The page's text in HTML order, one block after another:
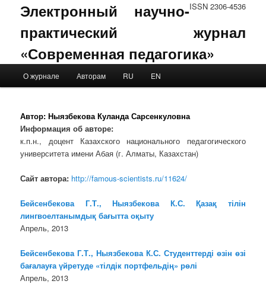
ISSN 2306-4536
Электронный научно-
практический журнал
«Современная педагогика»
Skip to primary content
Skip to secondary content
О журнале Авторам RU EN
Автор: Ныязбекова Куланда Сарсенкуловна
Информация об авторе:
к.п.н., доцент Казахского национального педагогического
университета имени Абая (г. Алматы, Казахстан)
Сайт автора: http://famous-scientists.ru/11624/
Бейсенбекова Г.Т., Ныязбекова К.С. Қазақ тілін
лингвоелтанымдық бағытта оқыту
Апрель, 2013
Бейсенбекова Г.Т., Ныязбекова К.С. Студенттерді өзін өзі
бағалауға үйретуде «тілдік портфельдің» рөлі
Апрель, 2013